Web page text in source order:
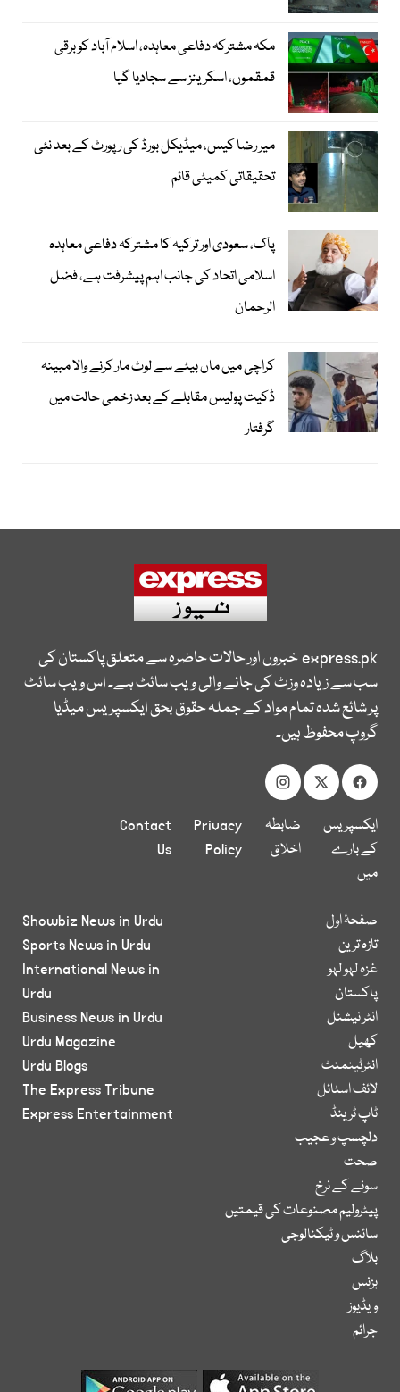
مکہ مشترکہ دفاعی معاہدہ، اسلام آباد کو برقی
قمقموں، اسکرینز سے سجادیا گیا
میر رضا کیس، میڈیکل بورڈ کی رپورٹ کے بعد نئی
تحقیقاتی کمیٹی قائم
پاک، سعودی اور ترکیہ کا مشترکہ دفاعی معاہدہ
اسلامی اتحاد کی جانب اہم پیشرفت ہے، فضل
الرحمان
کراچی میں ماں بیٹے سے لوٹ مار کرنے والا مبینہ
ڈکیت پولیس مقابلے کے بعد زخمی حالت میں
گرفتار
express.pkخبروں اور حالات حاضرہ سے متعلق پاکستان کی
سب سے زیادہ وزٹ کی جانے والی ویب سائٹ ہے۔ اس ویب سائٹ
پر شائع شدہ تمام مواد کے جملہ حقوق بحق ایکسپریس میڈیا
گروپ محفوظ ہیں۔
ایکسپریس
کے بارے
میں
ضابطہ
اخلاق
Privacy
Policy
Contact
Us
صفحۂ اول
تازہ ترین
غزہ لہو لہو
پاکستان
انٹر نیشنل
کھیل
انٹرٹینمنٹ
لائف اسٹائل
ٹاپ ٹرینڈ
دلچسپ و عجیب
صحت
سونے کے نرخ
پیٹرولیم مصنوعات کی قیمتیں
سائنس و ٹیکنالوجی
بلاگ
بزنس
ویڈیوز
جرائم
Showbiz News in Urdu
Sports News in Urdu
International News in
Urdu
Business News in Urdu
Urdu Magazine
Urdu Blogs
The Express Tribune
Express Entertainment